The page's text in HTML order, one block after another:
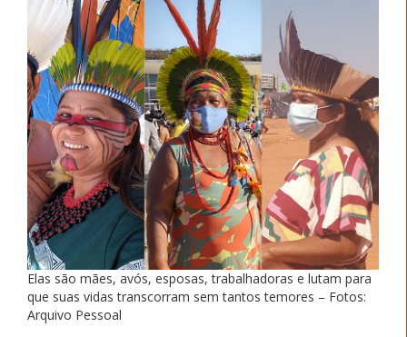
Elas são mães, avós, esposas, trabalhadoras e lutam para
que suas vidas transcorram sem tantos temores – Fotos:
Arquivo Pessoal